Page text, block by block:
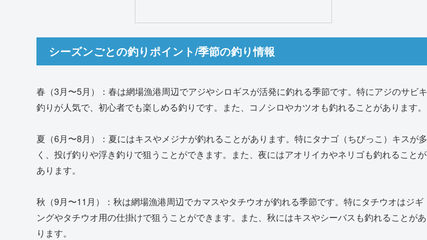
シーズンごとの釣りポイント/季節の釣り情報
春（3月〜5月）：春は網場漁港周辺でアジやシロギスが活発に釣れる季節です。特にアジのサビキ
釣りが人気で、初心者でも楽しめる釣りです。また、コノシロやカツオも釣れることがあります。
夏（6月〜8月）：夏にはキスやメジナが釣れることがあります。特にタナゴ（ちびっこ）キスが多
く、投げ釣りや浮き釣りで狙うことができます。また、夜にはアオリイカやネリゴも釣れることが
あります。
秋（9月〜11月）：秋は網場漁港周辺でカマスやタチウオが釣れる季節です。特にタチウオはジギ
ングやタチウオ用の仕掛けで狙うことができます。また、秋にはキスやシーバスも釣れることがあ
ります。